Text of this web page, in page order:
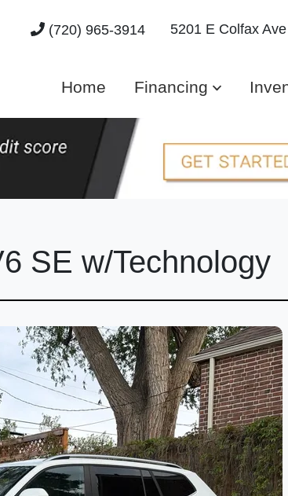
(720) 965-3914 5201 E Colfax Ave
Home Financing
SE w/Technology